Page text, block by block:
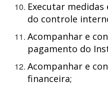
Executar
do controle
Acompanhar e
pagamento do
Acompanhar e
financeira;